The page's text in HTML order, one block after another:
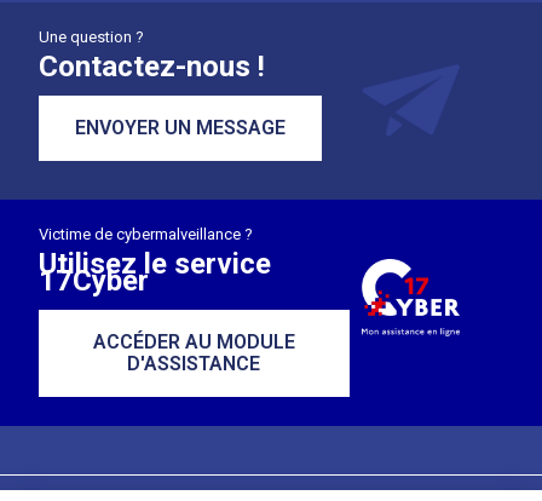
Une question ?
Contactez-nous !
ENVOYER UN MESSAGE
Victime de cybermalveillance ?
Utilisez le service
17Cyber
ACCÉDER AU MODULE
D'ASSISTANCE